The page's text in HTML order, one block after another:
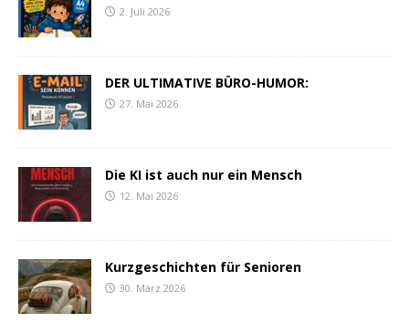
2. Juli 2026
DER ULTIMATIVE BÜRO-HUMOR:
27. Mai 2026
Die KI ist auch nur ein Mensch
12. Mai 2026
Kurzgeschichten für Senioren
30. März 2026